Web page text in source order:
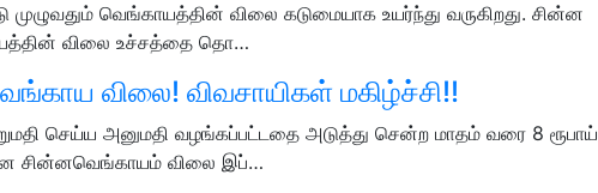
முழுவதும் வெங்காயத்தின் விலை கடுமையாக உயர்ந்து வருகிறது. சின்ன
விலை உச்சத்தை தொ…
விலை! விவசாயிகள் மகிழ்ச்சி!!
செய்ய அனுமதி வழங்கப்பட்டதை அடுத்து சென்ற மாதம் வரை 8 ரூபாய்
சின்னவெங்காயம் விலை இப்…